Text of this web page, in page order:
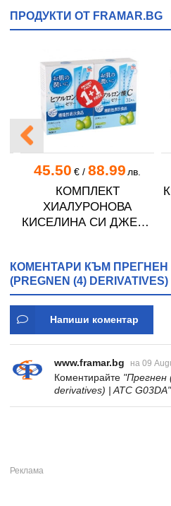
ПРОДУКТИ ОТ FRAMAR.BG
45.50 €/ 88.99 лв.
КОМПЛЕКТ
ХИАЛУРОНОВА
КИСЕЛИНА СИ ДЖЕЛИ
КОМЕНТАРИ КЪМ ПРЕГНЕН
(PREGNEN (4)
Напиши коментар
www.framar.bg на 09
Коментирайте "Прегнен
derivatives) | ATC G03DA"